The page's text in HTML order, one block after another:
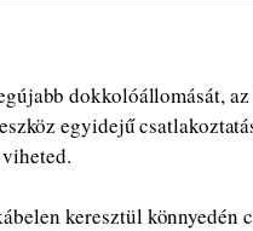
dokkolóállomását,
egyidejű
keresztül könnyedén